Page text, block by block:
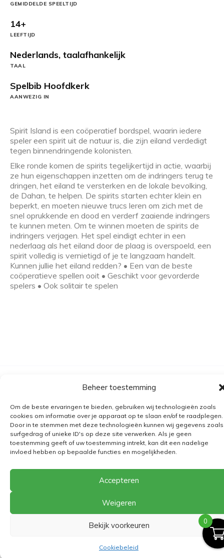
Beheer toestemming
Om de beste ervaringen te bieden, gebruiken wij technologieën zoals
cookies om informatie over je apparaat op te slaan en/of te raadplegen.
Door in te stemmen met deze technologieën kunnen wij gegevens zoals
surfgedrag of unieke ID's op deze site verwerken. Als je geen
toestemming geeft of uw toestemming intrekt, kan dit een nadelige
invloed hebben op bepaalde functies en mogelijkheden.
Accepteren
Weigeren
Bekijk voorkeuren
Cookiebeleid
GEMIDDELDE SPEELTIJD
14+
LEEFTIJD
Nederlands, taalafhankelijk
TAAL
Spelbib Hoofdkerk
AANWEZIG IN
Spirit Island is een coöperatief bordspel, waarin iedere
speler een spirit uit de natuur is, die zijn eiland verdedigt
tegen binnendringende kolonisten.
Elke ronde komen de spirits tegelijkertijd in actie, waarbij
ze hun eigenschappen inzetten om de indringers terug te
dringen, het eiland te versterken en de lokale bevolking,
de Dahan, te helpen. De spirits starten echter klein en
beperkt, en moeten nieuwe trucs leren om zich met de
snel oprukkende en dood en verderf zaaiende indringers
te kunnen meten. Om te winnen moeten de spirits de
indringers verjagen. Het spel eindigt echter in een
nederlaag als het eiland door de plaag is overspoeld, een
spirit volledig is vernietigd of je te langzaam handelt.
Kunnen jullie het eiland redden? • Een van de beste
coöperatieve spellen ooit • Geschikt voor gevorderde
spelers • Ook solitair te spelen
Algemene voorwaarden
Retourbeleid
BE 0682.845.059
© 2026The Playground
0